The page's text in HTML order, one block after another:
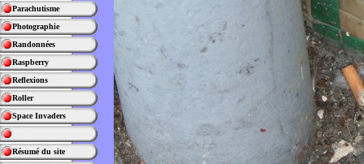
Parachutisme
Photographie
Randonnées
Raspberry
Reflexions
Roller
Space Invaders
Résumé du site